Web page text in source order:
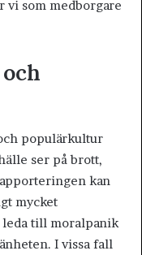
vi som medborgare
populärkultur
ser på brott,
kan
mycket
leda till moralpanik
I vissa fall